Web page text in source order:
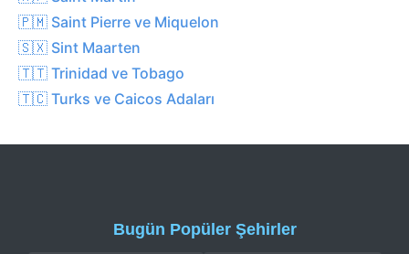
🇵🇲 Saint Pierre ve Miquelon
🇸🇽 Sint Maarten
🇹🇹 Trinidad ve Tobago
🇹🇨 Turks ve Caicos Adaları
Bugün Popüler Şehirler